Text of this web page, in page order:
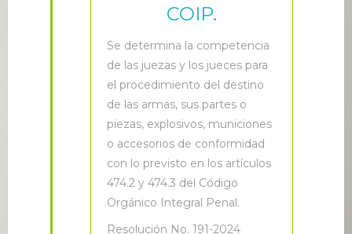
COIP.
Se determina la competencia
de las juezas y los jueces para
el procedimiento del destino
de las armas, sus partes o
piezas, explosivos, municiones
o accesorios de conformidad
con lo previsto en los artículos
474.2 y 474.3 del Código
Orgánico Integral Penal.
Resolución No. 191-2024